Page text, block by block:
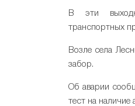
В эти
транспортных
Возле села
забор.
Об аварии
тест на наличие